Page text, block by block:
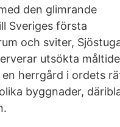
den glimrande
Sveriges första
och sviter,
utsökta
herrgård i ordets
byggnader,